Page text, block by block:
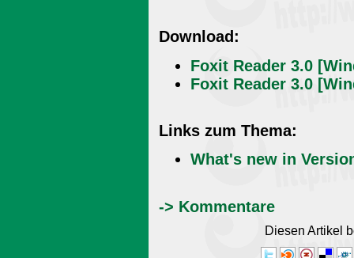
Download:
Foxit Reader 3.0
Foxit Reader 3.0
Links zum Thema:
What's new in
-> Kommentare
Diesen Artikel